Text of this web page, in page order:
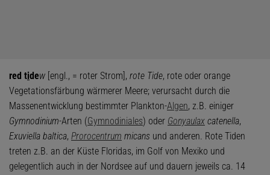
red tidew [engl., = roter Strom], rote Tide, rote oder orange
Vegetationsfärbung wärmerer Meere; verursacht durch die
Massenentwicklung bestimmter Plankton-Algen, z.B. einiger
Gymnodinium-Arten (Gymnodiniales) oder Gonyaulax catenella,
Exuviella baltica, Prorocentrum micans und anderen. Rote Tiden
treten z.B. an der Küste Floridas, im Golf von Mexiko und
gelegentlich auch in der Nordsee auf und dauern jeweils ca. 14